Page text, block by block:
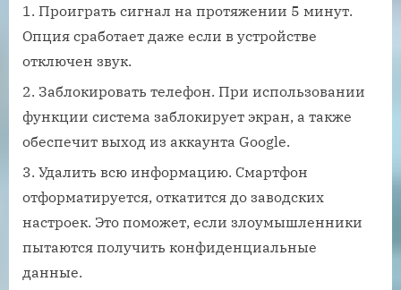
Проиграть сигнал на протяжении 5 минут.
Опция сработает даже если в устройстве
отключен звук.
Заблокировать телефон. При использовании
функции система заблокирует экран, а также
обеспечит выход из аккаунта Google.
Удалить всю информацию. Смартфон
отформатируется, откатится до заводских
настроек. Это поможет, если злоумышленники
пытаются получить конфиденциальные
данные.